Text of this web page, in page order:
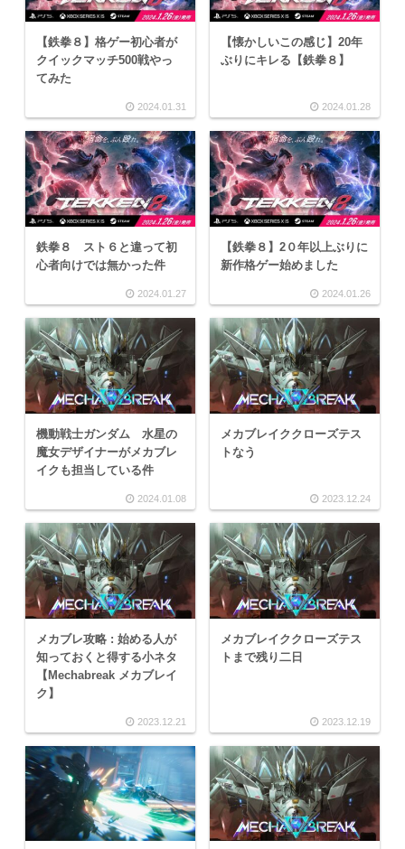
【鉄拳８】格ゲー初心者が
クイックマッチ500戦やっ
てみた
2024.01.31
【懐かしいこの感じ】20年
ぶりにキレる【鉄拳８】
2024.01.28
鉄拳８ スト６と違って初
心者向けでは無かった件
2024.01.27
【鉄拳８】2０年以上ぶりに
新作格ゲー始めました
2024.01.26
機動戦士ガンダム 水星の
魔女デザイナーがメカブレ
イクも担当している件
2024.01.08
メカブレイククローズテス
トなう
2023.12.24
メカブレ攻略 : 始める人が
知っておくと得する小ネタ
【Mechabreak メカブレイ
ク】
2023.12.21
メカブレイククローズテス
トまで残り二日
2023.12.19